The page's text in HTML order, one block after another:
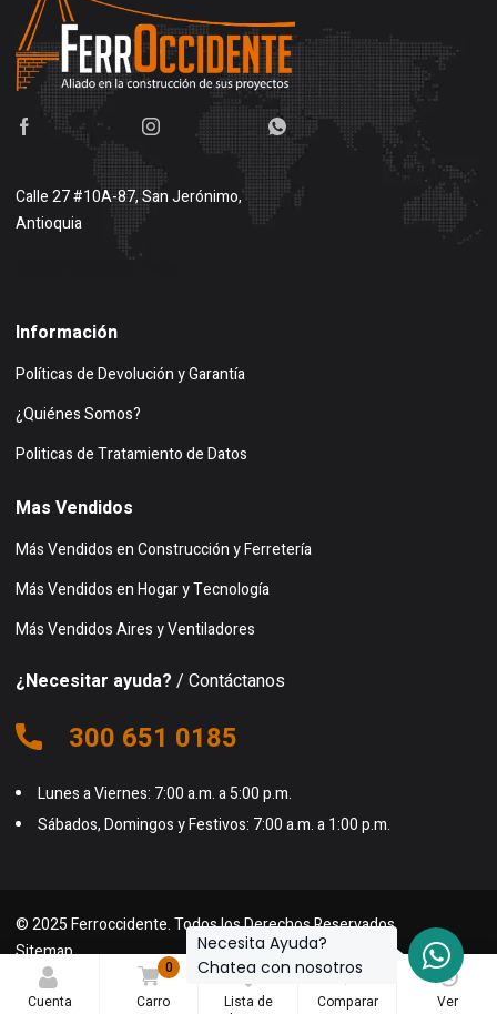
Cuenta
0
Carro
0
Lista de
Comparar
Ver
Calle 27 #10A-87, San Jerónimo,
Antioquia
Información
Políticas de Devolución y Garantía
¿Quiénes Somos?
Politicas de Tratamiento de Datos
Mas Vendidos
Más Vendidos en Construcción y Ferretería
Más Vendidos en Hogar y Tecnología
Más Vendidos Aires y Ventiladores
¿Necesitar ayuda? / Contáctanos
300 651 0185
Lunes a Viernes: 7:00 a.m. a 5:00 p.m.
Sábados, Domingos y Festivos: 7:00 a.m. a 1:00 p.m.
© 2025 Ferroccidente. Todos los Derechos Reservados.
Sitemap
Necesita Ayuda?
Chatea con nosotros